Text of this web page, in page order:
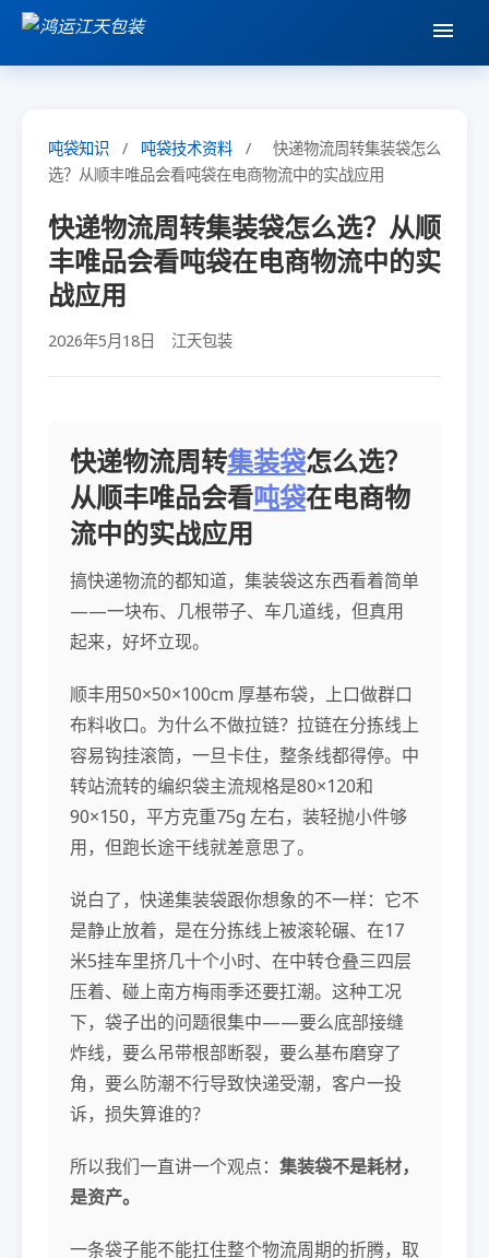
吨袋知识 / 吨袋技术资料 /
快递物流周转集装袋怎么
选？从顺丰唯品会看吨袋在电商物流中的实战应用
快递物流周转集装袋怎么选？从顺
丰唯品会看吨袋在电商物流中的实
战应用
2026年5月18日 江天包装
快递物流周转集装袋怎么选？
从顺丰唯品会看吨袋在电商物
流中的实战应用
搞快递物流的都知道，集装袋这东西看着简单
——一块布、几根带子、车几道线，但真用
起来，好坏立现。
顺丰用50×50×100cm 厚基布袋，上口做群口
布料收口。为什么不做拉链？拉链在分拣线上
容易钩挂滚筒，一旦卡住，整条线都得停。中
转站流转的编织袋主流规格是80×120和
90×150，平方克重75g 左右，装轻抛小件够
用，但跑长途干线就差意思了。
说白了，快递集装袋跟你想象的不一样：它不
是静止放着，是在分拣线上被滚轮碾、在17
米5挂车里挤几十个小时、在中转仓叠三四层
压着、碰上南方梅雨季还要扛潮。这种工况
下，袋子出的问题很集中——要么底部接缝
炸线，要么吊带根部断裂，要么基布磨穿了
角，要么防潮不行导致快递受潮，客户一投
诉，损失算谁的？
所以我们一直讲一个观点： 集装袋不是耗材，
是资产。
一条袋子能不能扛住整个物流周期的折腾，取